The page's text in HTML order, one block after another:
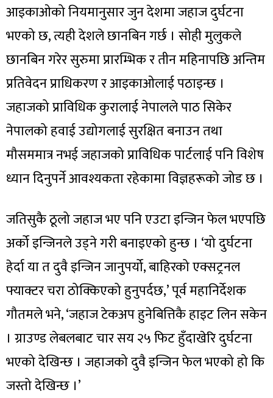
आइकाओको नियमानुसार जुन देशमा जहाज दुर्घटना
भएको छ, त्यही देशले छानबिन गर्छ । सोही मुलुकले
छानबिन गरेर सुरुमा प्रारम्भिक र तीन महिनापछि अन्तिम
प्रतिवेदन प्राधिकरण र आइकाओलाई पठाइन्छ ।
जहाजको प्राविधिक कुरालाई नेपालले पाठ सिकेर
नेपालको हवाई उद्योगलाई सुरक्षित बनाउन तथा
मौसममात्र नभई जहाजको प्राविधिक पार्टलाई पनि विशेष
ध्यान दिनुपर्ने आवश्यकता रहेकामा विज्ञहरूको जोड छ ।
जतिसुकै ठूलो जहाज भए पनि एउटा इन्जिन फेल भएपछि
अर्को इन्जिनले उड्ने गरी बनाइएको हुन्छ । ‘यो दुर्घटना
हेर्दा या त दुवै इन्जिन जानुपर्यो, बाहिरको एक्सट्रनल
फ्याक्टर चरा ठोक्किएको हुनुपर्दछ,’ पूर्व महानिर्देशक
गौतमले भने, ‘जहाज टेकअप हुनेबित्तिकै हाइट लिन सकेन
। ग्राउण्ड लेबलबाट चार सय २५ फिट हुँदाखेरि दुर्घटना
भएको देखिन्छ । जहाजको दुवै इन्जिन फेल भएको हो कि
जस्तो देखिन्छ ।’